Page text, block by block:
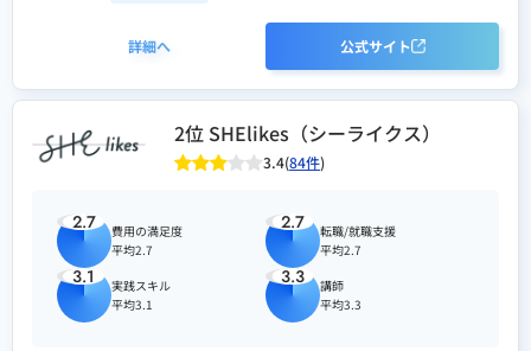
詳細へ 公式サイト
2位 SHElikes（シーライクス）
3.4(84件)
2.7
費用の満足度
平均2.7
2.7
転職/就職支援
平均2.7
3.1
実践スキル
平均3.1
3.3
講師
平均3.3